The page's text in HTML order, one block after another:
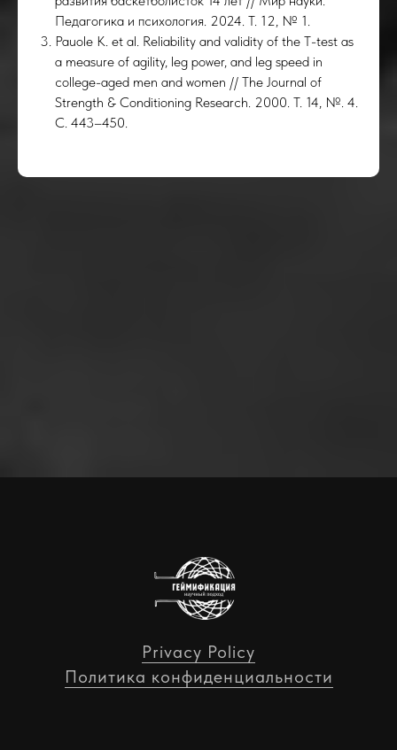
Педагогика и психология. 2024. Т. 12, № 1.
Pauole K. et al. Reliability and validity of the T-test as
a measure of agility, leg power, and leg speed in
college-aged men and women // The Journal of
Strength & Conditioning Research. 2000. Т. 14, №. 4.
С. 443–450.
Privacy Policy
Политика конфиденциальности